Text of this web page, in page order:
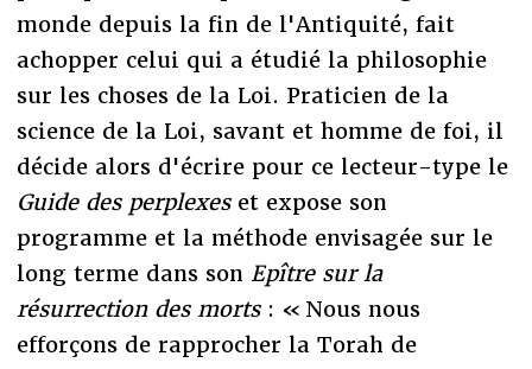
monde depuis la fin de l'Antiquité, fait
achopper celui qui a étudié la philosophie
sur les choses de la Loi. Praticien de la
science de la Loi, savant et homme de foi, il
décide alors d'écrire pour ce lecteur-type le
Guide des perplexeset expose son
programme et la méthode envisagée sur le
long terme dans son Epître sur la
résurrection des morts : « Nous nous
efforçons de rapprocher la Torah de